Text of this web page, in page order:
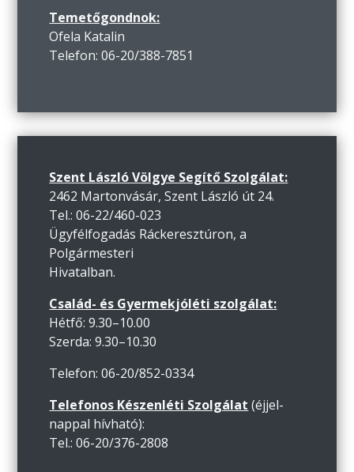
Temetőgondnok:
Ofela Katalin
Telefon: 06-20/388-7851
Szent László Völgye Segítő Szolgálat:
2462 Martonvásár, Szent László út 24.
Tel.: 06-22/460-023
Ügyfélfogadás Ráckeresztúron, a
Polgármesteri
Hivatalban.
Család- és Gyermekjóléti szolgálat:
Hétfő: 9.30–10.00
Szerda: 9.30–10.30
Telefon: 06-20/852-0334
Telefonos Készenléti Szolgálat (éjjel-
nappal hívható):
Tel.: 06-20/376-2808